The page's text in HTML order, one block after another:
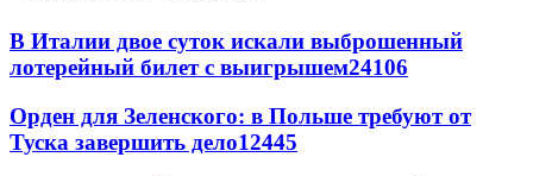
В Италии двое суток искали выброшенный
лотерейный билет с выигрышем24106
Орден для Зеленского: в Польше требуют от
Туска завершить дело12445